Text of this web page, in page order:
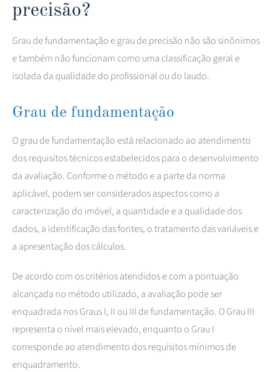
precisão?
Grau de fundamentação e grau de precisão não são sinônimos
e também não funcionam como uma classificação geral e
isolada da qualidade do profissional ou do laudo.
Grau de fundamentação
O grau de fundamentação está relacionado ao atendimento
dos requisitos técnicos estabelecidos para o desenvolvimento
da avaliação. Conforme o método e a parte da norma
aplicável, podem ser considerados aspectos como a
caracterização do imóvel, a quantidade e a qualidade dos
dados, a identificação das fontes, o tratamento das variáveis e
a apresentação dos cálculos.
De acordo com os critérios atendidos e com a pontuação
alcançada no método utilizado, a avaliação pode ser
enquadrada nos Graus I, II ou III de fundamentação. O Grau III
representa o nível mais elevado, enquanto o Grau I
corresponde ao atendimento dos requisitos mínimos de
enquadramento.